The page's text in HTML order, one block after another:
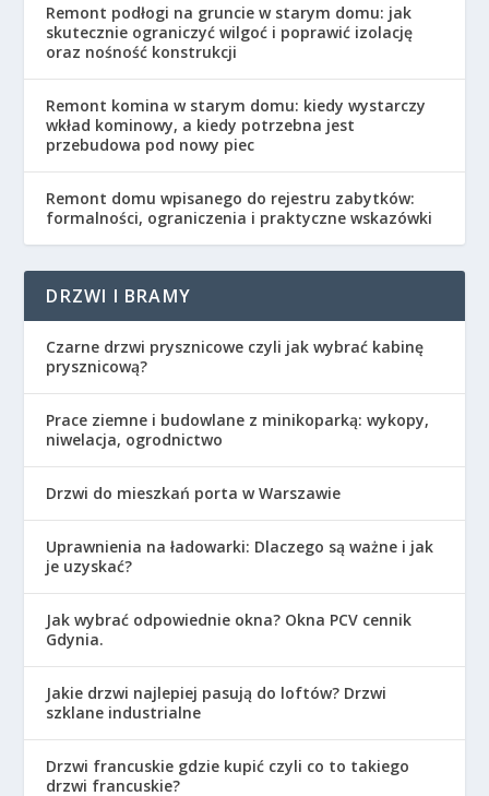
Remont podłogi na gruncie w starym domu: jak
skutecznie ograniczyć wilgoć i poprawić izolację
oraz nośność konstrukcji
Remont komina w starym domu: kiedy wystarczy
wkład kominowy, a kiedy potrzebna jest
przebudowa pod nowy piec
Remont domu wpisanego do rejestru zabytków:
formalności, ograniczenia i praktyczne wskazówki
DRZWI I BRAMY
Czarne drzwi prysznicowe czyli jak wybrać kabinę
prysznicową?
Prace ziemne i budowlane z minikoparką: wykopy,
niwelacja, ogrodnictwo
Drzwi do mieszkań porta w Warszawie
Uprawnienia na ładowarki: Dlaczego są ważne i jak
je uzyskać?
Jak wybrać odpowiednie okna? Okna PCV cennik
Gdynia.
Jakie drzwi najlepiej pasują do loftów? Drzwi
szklane industrialne
Drzwi francuskie gdzie kupić czyli co to takiego
drzwi francuskie?